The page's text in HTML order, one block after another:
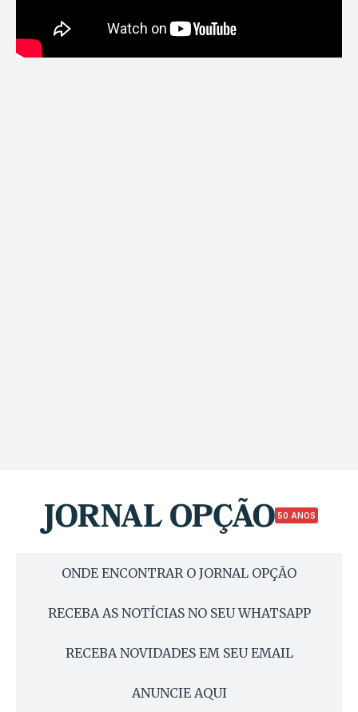
50 ANOS
ONDE ENCONTRAR O JORNAL OPÇÃO
RECEBA AS NOTÍCIAS NO SEU WHATSAPP
RECEBA NOVIDADES EM SEU EMAIL
ANUNCIE AQUI